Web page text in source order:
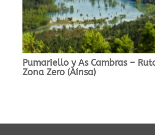
Pumariello y As Cambras –
Zona Zero (Aínsa)